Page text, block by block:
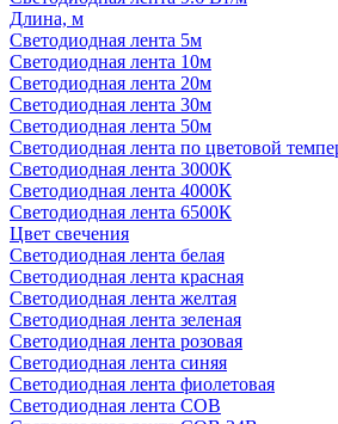
Длина, м
Светодиодная лента 5м
Светодиодная лента 10м
Светодиодная лента 20м
Светодиодная лента 30м
Светодиодная лента 50м
Светодиодная лента по цветовой
Светодиодная лента 3000К
Светодиодная лента 4000К
Светодиодная лента 6500К
Цвет свечения
Светодиодная лента белая
Светодиодная лента красная
Светодиодная лента желтая
Светодиодная лента зеленая
Светодиодная лента розовая
Светодиодная лента синяя
Светодиодная лента фиолетовая
Светодиодная лента COB